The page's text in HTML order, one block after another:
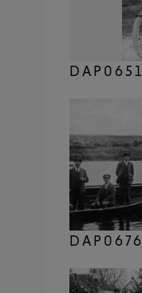
DAP0651
DAP0676